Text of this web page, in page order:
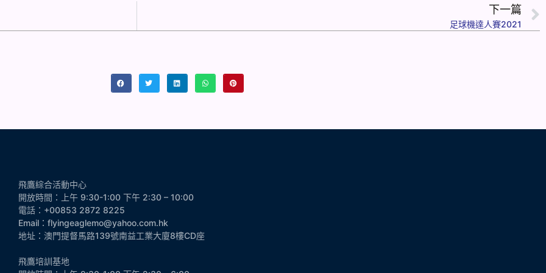
下一篇
足球機達人賽2021
飛鷹綜合活動中心
開放時間：上午 9:30-1:00 下午 2:30 – 10:00
電話：+00853 2872 8225
Email：flyingeaglemo@yahoo.com.hk
地址：澳門提督馬路139號南益工業大廈8樓CD座
飛鷹培訓基地